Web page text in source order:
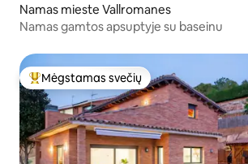
Namas mieste Vallromanes
Namas gamtos apsuptyje su baseinu
Svečių mėgstamiausias
Mėgstamas svečių